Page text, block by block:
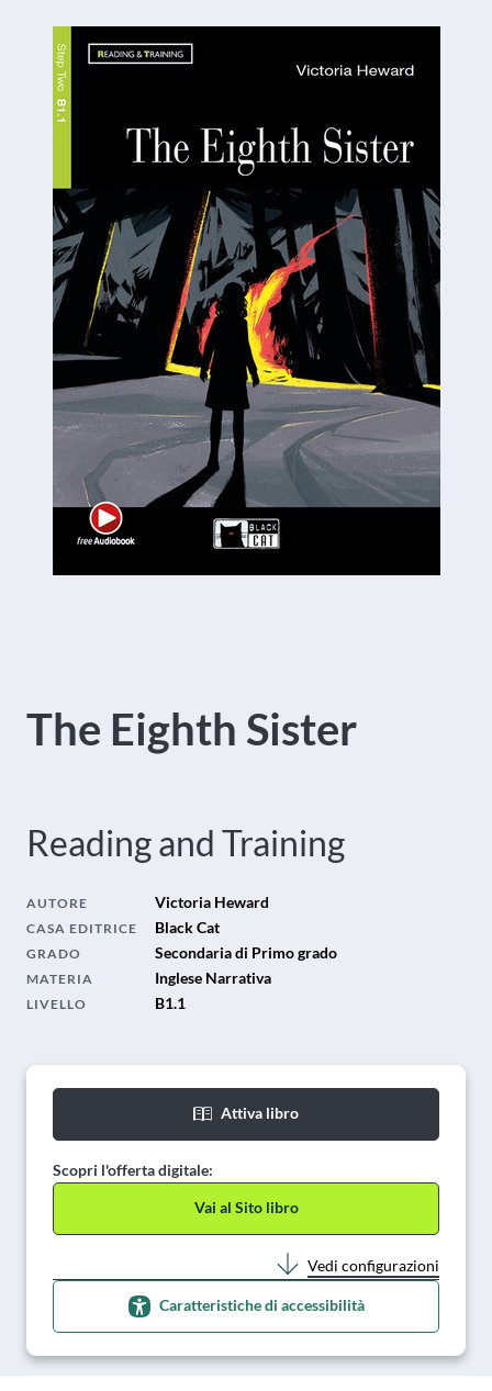
The Eighth Sister
Reading and Training
AUTORE Victoria Heward
CASA EDITRICE Black Cat
GRADO Secondaria di Primo grado
MATERIA Inglese Narrativa
LIVELLO B1.1
Attiva libro
Scopri l'offerta digitale:
Vai al Sito libro
Vedi configurazioni
Caratteristiche di accessibilità